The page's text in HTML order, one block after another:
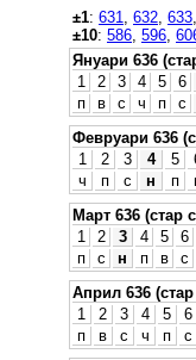
±1: 631 632 633
±10: 586 596
Януари 636
1
2 3 4 5 6
п
в с ч п с
Февруари 636
1
2 3 4 5
ч
п с н п
Март 636 (стар
1
2 3 4 5 6
п
с н п в с
Април 636
1
2 3 4 5 6
п
в с ч п с